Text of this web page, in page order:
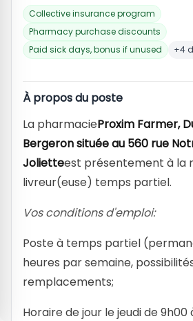
Collective insurance program
Pharmacy purchase discounts
Paid sick days, bonus if unused
+4
À propos du poste
La pharmacieProxim Farmer,
Bergeron située au 560 rue
Jolietteest présentement à la
livreur(euse) temps partiel.
Vos conditions d'emploi:
Poste à temps partiel
heures par semaine,
remplacements;
Horaire de jour le jeudi de 9h00